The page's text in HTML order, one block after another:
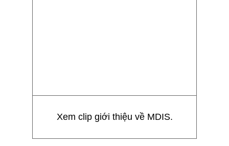
Xem clip giới thiệu về MDIS.